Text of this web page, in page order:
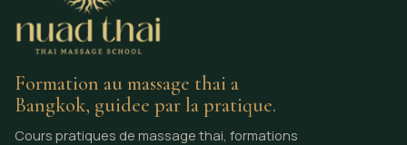
Formation au massage thai a
Bangkok, guidee par la pratique.
Cours pratiques de massage thai, formations